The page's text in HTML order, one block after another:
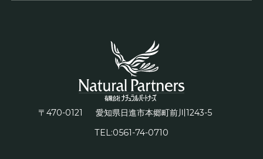
〒470-0121 愛知県日進市本郷町前川 1243-5
TEL:0561-74-0710